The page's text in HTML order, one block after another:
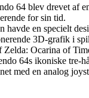
64 blev drevet af
for sin tid.
havde en specielt
3D-grafik i
Zelda: Ocarina of
64s ikoniske tre-
med en analog